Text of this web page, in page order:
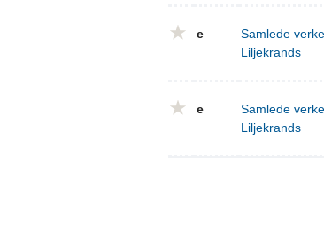
e
Samlede
Liljekrands
e
Samlede
Liljekrands